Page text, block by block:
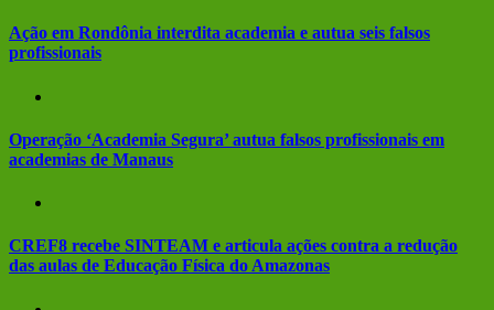
Ação em Rondônia interdita academia e autua seis falsos
profissionais
Operação ‘Academia Segura’ autua falsos profissionais em
academias de Manaus
CREF8 recebe SINTEAM e articula ações contra a redução
das aulas de Educação Física do Amazonas